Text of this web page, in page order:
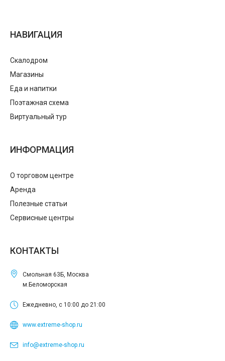
НАВИГАЦИЯ
Скалодром
Магазины
Еда и напитки
Поэтажная схема
Виртуальный тур
ИНФОРМАЦИЯ
О торговом центре
Аренда
Полезные статьи
Сервисные центры
КОНТАКТЫ
Смольная 63Б, Москва
м.Беломорская
Ежедневно, с 10:00 до 21:00
www.extreme-shop.ru
info@extreme-shop.ru